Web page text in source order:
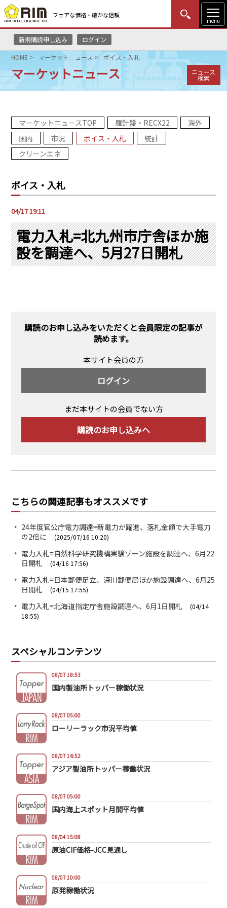
フェアな価格・確かな信頼
menu
新規購読申し込み ログイン
MENU
はじめての方
HOME
リムレポート
メソドロジー
コンサルティング
PRA原則
Q & A
採用情報
English Website
HOME マーケットニュース ボイス・入札
マーケットニュース ニュース
検索
マーケットニュースTOP 羅針盤・RECX22
海外
国内
市況 ボイス・入札
統計
クリーンエネ
ボイス・入札
04/17 19:11
電力入札=北九州市庁舎ほか施
設を調達へ、5月27日開札
購読のお申し込みをいただくと会員限定の記事が
読めます。
本サイト会員の方
ログイン
まだ本サイトの会員でない方
購読のお申し込みへ
こちらの関連記事もオススメです
24年度官公庁電力調達=新電力が躍進、落札金額で大手電力
の2倍に
(2025/07/16 10:20)
電力入札=自然科学研究機構実験ゾーン施設を調達へ、6月22
日開札
(04/16 17:56)
電力入札=日本郵便足立、深川郵便局ほか施設調達へ、6月25
日開札
(04/15 17:55)
電力入札=北海道指定庁舎施設調達へ、6月1日開札
(04/14
18:55)
スペシャルコンテンツ
08/07 18:53
国内製油所トッパー稼働状況
08/07 05:00
ローリーラック市況平均値
08/07 16:52
アジア製油所トッパー稼働状況
08/07 05:00
国内海上スポット月間平均値
08/04 15:08
原油CIF価格-JCC見通し
08/07 10:00
原発稼働状況